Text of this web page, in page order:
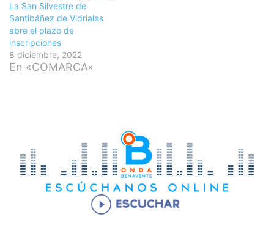
La San Silvestre de
Santibáñez de Vidriales
abre el plazo de
inscripciones
8 diciembre, 2022
En «COMARCA»